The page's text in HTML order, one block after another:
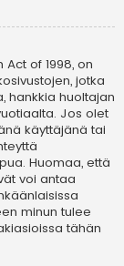
Act of 1998, on
jotka
hankkia huoltajan
Jos olet
käyttäjänä tai
Huomaa, että
voi antaa
minun tulee
tähän